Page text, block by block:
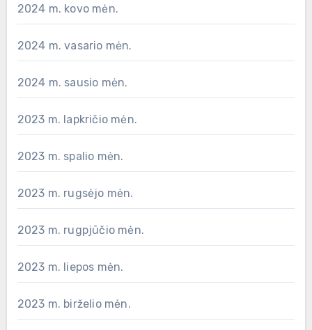
2024 m. kovo mėn.
2024 m. vasario mėn.
2024 m. sausio mėn.
2023 m. lapkričio mėn.
2023 m. spalio mėn.
2023 m. rugsėjo mėn.
2023 m. rugpjūčio mėn.
2023 m. liepos mėn.
2023 m. birželio mėn.